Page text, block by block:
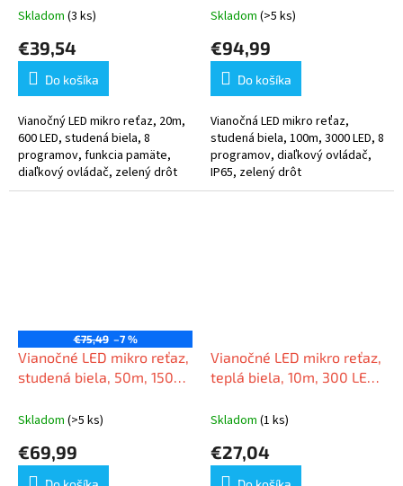
drôt, IP65
Skladom (3 ks)
€39,54
Do košíka
Vianočný LED mikro reťaz, 20m,
600 LED, studená biela, 8
programov, funkcia pamäte,
diaľkový ovládač, zelený drôt
drôt, IP65
Skladom (>5 ks)
€94,99
Do košíka
Vianočná LED mikro reťaz,
studená biela, 100m, 3000 LED, 8
programov, diaľkový ovládač,
IP65, zelený drôt
€75,49 –7 %
Vianočné LED mikro reťaz,
studená biela, 50m, 1500
drôt, IP65
Skladom (>5 ks)
€69,99
Vianočné LED mikro reťaz,
teplá biela, 10m, 300 LED,
IP65
Skladom (1 ks)
€27,04